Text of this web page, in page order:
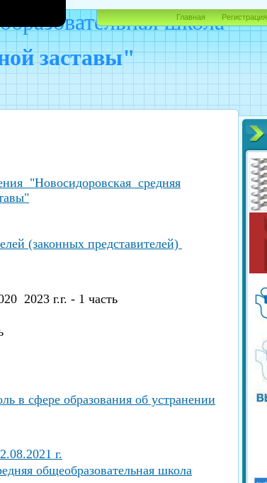
школа
заставы"
Главная Регистрация
"Новосидоровская средняя
(законных представителей)
2023 г.г. - 1 часть
в сфере образования об устранении
г.
общеобразовательная школа